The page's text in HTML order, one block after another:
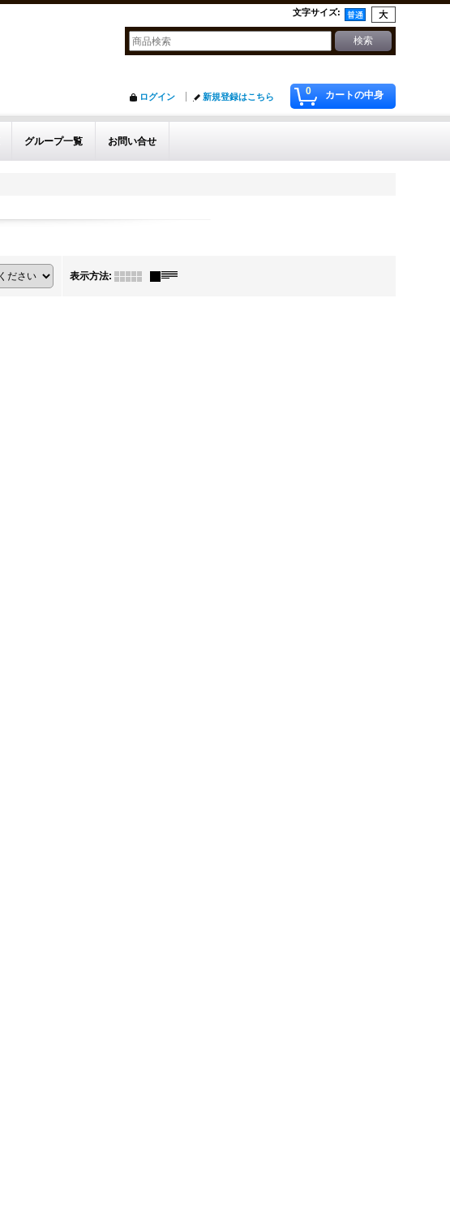
文字サイズ:
0 カートの中身
ログイン 新規登録はこちら
グループ一覧 お問い合せ
表示方法: